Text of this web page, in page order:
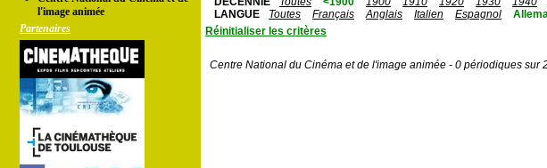
l'image animée
Partenaires
LANGUE
Toutes Français Anglais Italien Espagnol
Réinitialiser les critères
Centre National du Cinéma et de l'image animée - 0 périodiques sur